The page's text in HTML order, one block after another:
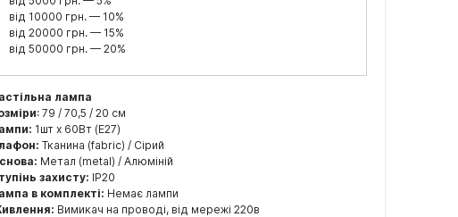
від 10000 грн. — 10%
від 20000 грн. — 15%
від 50000 грн. — 20%
лампа
: 79 / 70,5 / 20 см
1шт x 60Вт (E27)
Тканина (fabric) / Сірий
Метал (metal) / Алюміній
захисту: IP20
в комплекті: Немає лампи
Вимикач на проводі, від мережі 220в